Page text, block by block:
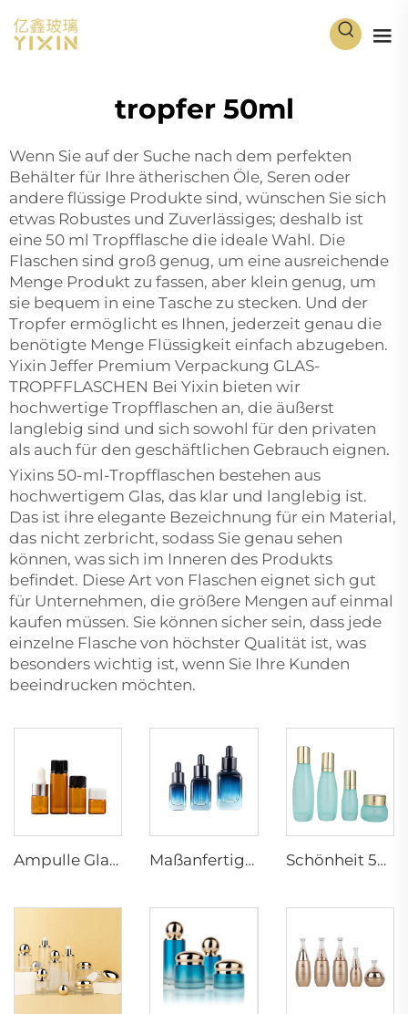
tropfer 50ml
Wenn Sie auf der Suche nach dem perfekten
Behälter für Ihre ätherischen Öle, Seren oder
andere flüssige Produkte sind, wünschen Sie sich
etwas Robustes und Zuverlässiges; deshalb ist
eine 50 ml Tropfflasche die ideale Wahl. Die
Flaschen sind groß genug, um eine ausreichende
Menge Produkt zu fassen, aber klein genug, um
sie bequem in eine Tasche zu stecken. Und der
Tropfer ermöglicht es Ihnen, jederzeit genau die
benötigte Menge Flüssigkeit einfach abzugeben.
Yixin Jeffer Premium Verpackung GLAS-
TROPFFLASCHEN Bei Yixin bieten wir
hochwertige Tropfflaschen an, die äußerst
langlebig sind und sich sowohl für den privaten
als auch für den geschäftlichen Gebrauch eignen.
Yixins 50-ml-Tropfflaschen bestehen aus
hochwertigem Glas, das klar und langlebig ist.
Das ist ihre elegante Bezeichnung für ein Material,
das nicht zerbricht, sodass Sie genau sehen
können, was sich im Inneren des Produkts
befindet. Diese Art von Flaschen eignet sich gut
für Unternehmen, die größere Mengen auf einmal
kaufen müssen. Sie können sicher sein, dass jede
einzelne Flasche von höchster Qualität ist, was
besonders wichtig ist, wenn Sie Ihre Kunden
beeindrucken möchten.
Ampulle Glasflasche Bernsteinfarbene Essenzflaschen Kleine Kapazität Pipette/Schraubverschluss Verpackungsbehälter Großhandel Maßanfertigung quadratischer Gitterboden blauer Gradient kosmetische Glasflaschen ätherisches Öl Glasflasche Serumverpackung Glas-Tropfenflasche Schönheit 50g 50ml 100ml 120ml Serum Hautflasche tägliche Pumpe Hautpflegekosmetikverpackung Hersteller Behälter